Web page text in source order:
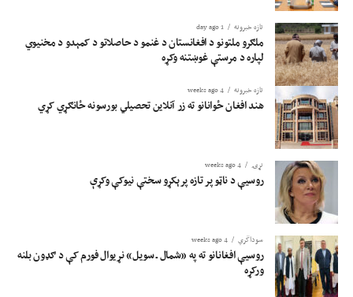
تازه خبرونه 1 day ago
ملګرو ملتونو د افغانستان د غنمو د حاصلاتو د کمېدو د مخنیوي
لپاره د مرستې غوښتنه وکړه
تازه خبرونه 4 weeks ago
هند افغان ځوانانو ته زر آنلاین تحصیلي بورسونه ځانګړي کړي
نړۍ 4 weeks ago
روسیې د ناټو پر تازه پرېکړو سختې نیوکې وکړې
سوداگري 4 weeks ago
روسیې افغانانو ته په «شمال ـ سویل» نړیوال فورم کې د ګډون بلنه
ورکړه